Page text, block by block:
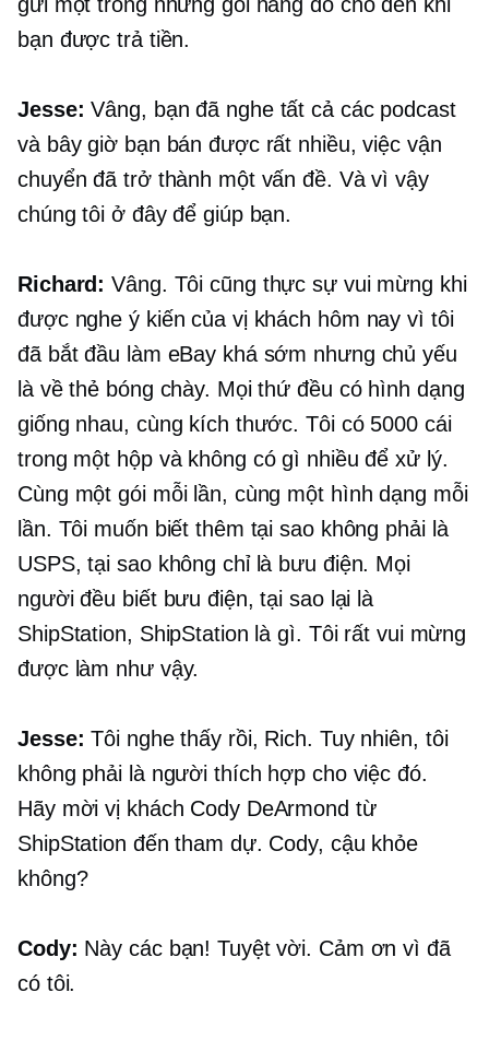
bạn được trả tiền.
Jesse: Vâng, bạn đã nghe tất cả các podcast
và bây giờ bạn bán được rất nhiều, việc vận
chuyển đã trở thành một vấn đề. Và vì vậy
chúng tôi ở đây để giúp bạn.
Richard: Vâng. Tôi cũng thực sự vui mừng khi
được nghe ý kiến ​​của vị khách hôm nay vì tôi
đã bắt đầu làm eBay khá sớm nhưng chủ yếu
là về thẻ bóng chày. Mọi thứ đều có hình dạng
giống nhau, cùng kích thước. Tôi có 5000 cái
trong một hộp và không có gì nhiều để xử lý.
Cùng một gói mỗi lần, cùng một hình dạng mỗi
lần. Tôi muốn biết thêm tại sao không phải là
USPS, tại sao không chỉ là bưu điện. Mọi
người đều biết bưu điện, tại sao lại là
ShipStation, ShipStation là gì. Tôi rất vui mừng
được làm như vậy.
Jesse: Tôi nghe thấy rồi, Rich. Tuy nhiên, tôi
không phải là người thích hợp cho việc đó.
Hãy mời vị khách Cody DeArmond từ
ShipStation đến tham dự. Cody, cậu khỏe
không?
Cody: Này các bạn! Tuyệt vời. Cảm ơn vì đã
có tôi.